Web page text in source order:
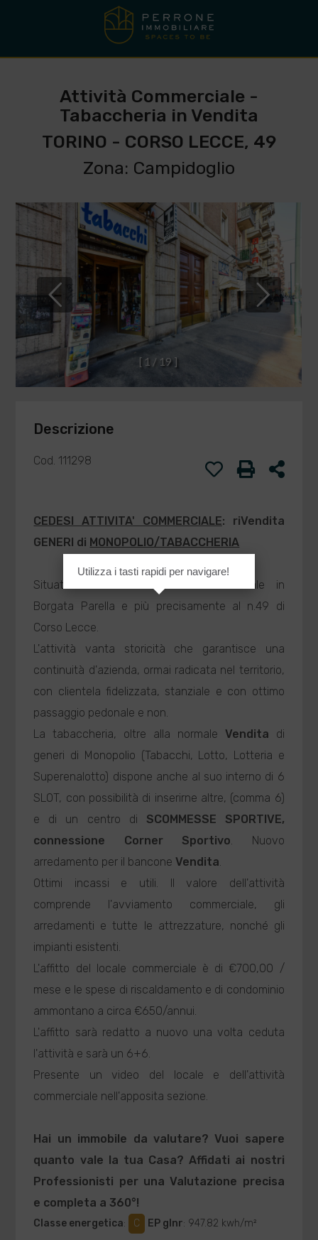
Attività Commerciale -
Tabaccheria in Vendita
TORINO - CORSO LECCE, 49
Zona: Campidoglio
[ 1 / 1 9]
Descrizione
Cod. 111298
CEDESI ATTIVITA' COMMERCIALE: riVendita
GENERI di MONOPOLIO/TABACCHERIA
Situata in zona altamente commerciale in
Borgata Parella e più precisamente al n.49 di
Corso Lecce.
L'attività vanta storicità che garantisce una
continuità d'azienda, ormai radicata nel territorio,
con clientela fidelizzata, stanziale e con ottimo
passaggio pedonale e non.
La tabaccheria, oltre alla normale Vendita di
generi di Monopolio (Tabacchi, Lotto, Lotteria e
Superenalotto) dispone anche al suo interno di 6
SLOT, con possibilità di inserirne altre, (comma 6)
e di un centro di SCOMMESSE SPORTIVE,
connessione Corner Sportivo. Nuovo
arredamento per il bancone Vendita.
Ottimi incassi e utili. Il valore dell'attività
comprende l'avviamento commerciale, gli
arredamenti e tutte le attrezzature, nonché gli
impianti esistenti.
L'affitto del locale commerciale è di €700,00 /
mese e le spese di riscaldamento e di condominio
ammontano a circa €650/annui.
L'affitto sarà redatto a nuovo una volta ceduta
l'attività e sarà un 6+6.
Presente un video del locale e dell'attività
commerciale nell'apposita sezione.
Hai un immobile da valutare? Vuoi sapere
quanto vale la tua Casa? Affidati ai nostri
Professionisti per una Valutazione precisa
e completa a 360°!
Classe energetica: C EP glnr: 947.82 kwh/m²
Utilizza i tasti rapidi per navigare!